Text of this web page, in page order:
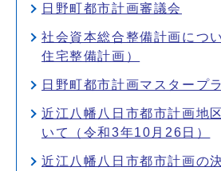
日野町都市計画審議会
社会資本総合整備計画につ
住宅整備計画）
日野町都市計画マスタープ
近江八幡八日市都市計画地
いて（令和3年10月26日）
近江八幡八日市都市計画の